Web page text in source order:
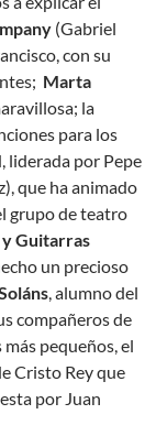
(Gabriel
con su
Marta
la
para los
liderada por Pepe
que ha animado
grupo de teatro
y Guitarras
un precioso
, alumno del
compañeros de
pequeños, el
Cristo Rey que
por Juan